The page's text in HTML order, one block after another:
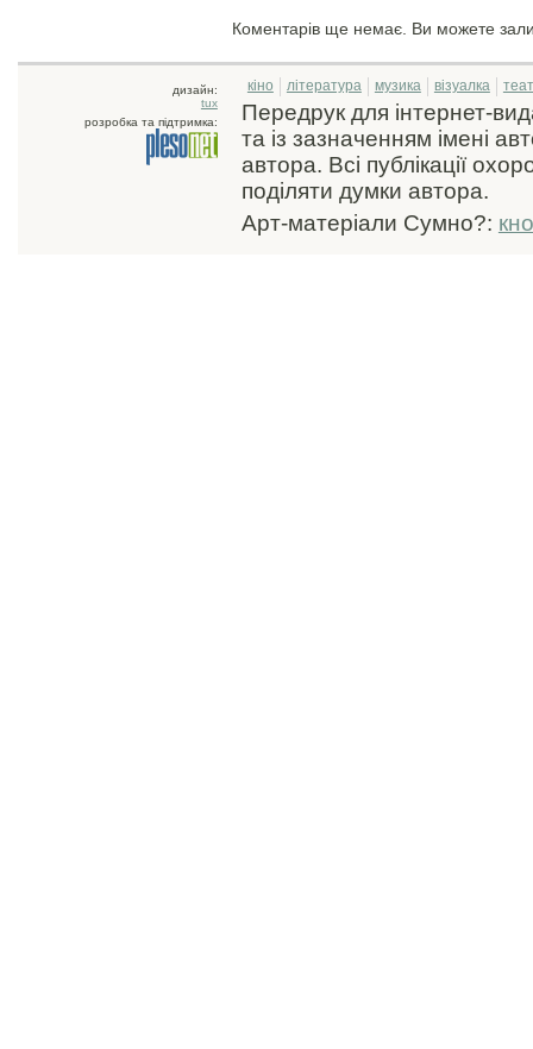
Коментарів ще немає. Ви можете
дизайн:
tux
розробка та підтримка:
кіно література музика візуалка
Передрук для інтернет-
та із зазначенням імені
автора. Всі публікації
поділяти думки автора.
Арт-матеріали Сумно?: